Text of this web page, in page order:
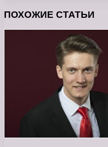
ПОХОЖИЕ СТАТЬИ